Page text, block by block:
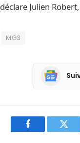
déclare Julien
MG3
Facebook